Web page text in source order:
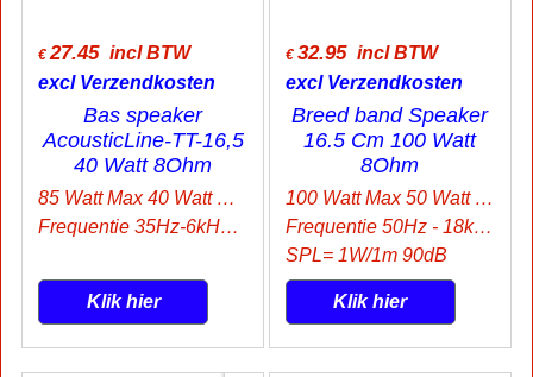
€ 27.45 incl BTW
excl Verzendkosten
Bas speaker
AcousticLine-TT-16,5
40 Watt 8Ohm
85 Watt Max 40 Watt Rms
Frequentie 35Hz-6kHz 90dB
Klik hier
€ 32.95 incl BTW
excl Verzendkosten
Breed band Speaker
16.5 Cm 100 Watt
8Ohm
100 Watt Max 50 Watt Rms
Frequentie 50Hz - 18kHz
SPL= 1W/1m 90dB
Klik hier